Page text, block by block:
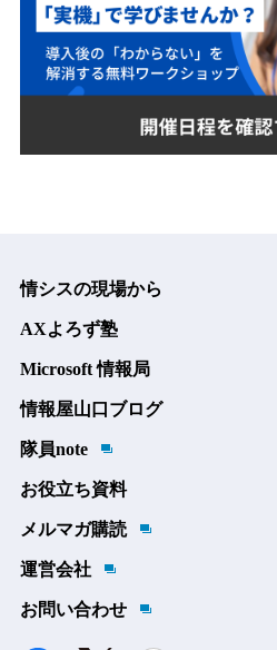
情シスの現場から
AXよろず塾
Microsoft 情報局
情報屋山口ブログ
隊員note
お役立ち資料
メルマガ購読
運営会社
お問い合わせ